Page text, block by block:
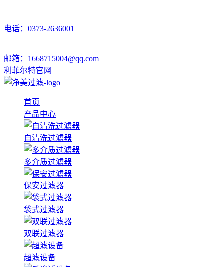
电话：0373-2636001
邮箱：1668715004@qq.com
利菲尔特官网
首页
产品中心
自清洗过滤器
多介质过滤器
保安过滤器
袋式过滤器
双联过滤器
超滤设备